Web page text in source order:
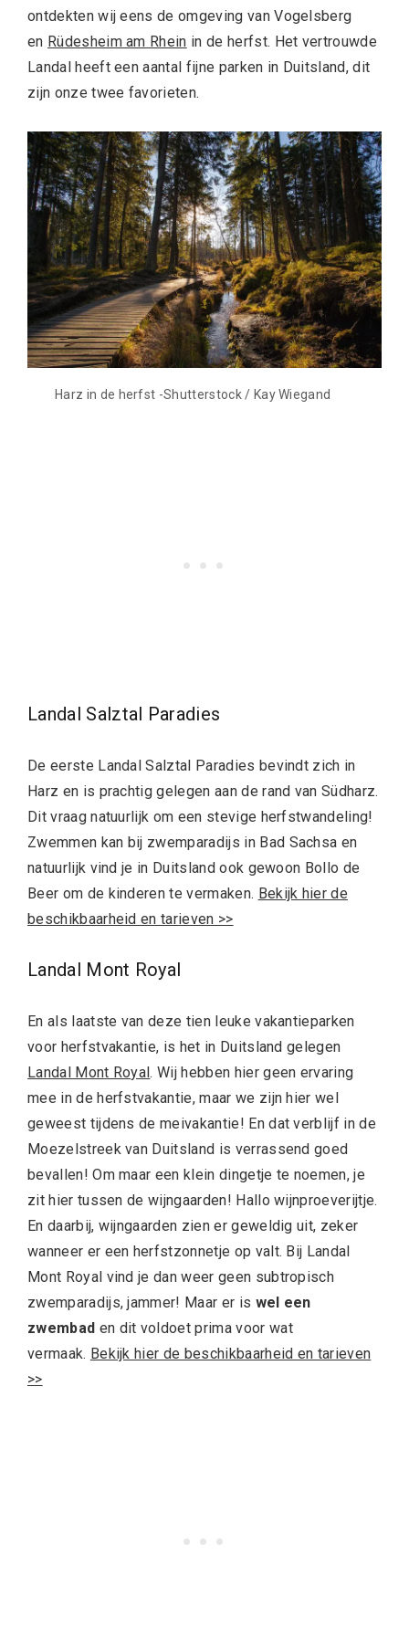
ontdekten wij eens de omgeving van Vogelsberg
en Rüdesheim am Rhein in de herfst. Het vertrouwde
Landal heeft een aantal fijne parken in Duitsland, dit
zijn onze twee favorieten.
Harz in de herfst -Shutterstock / Kay Wiegand
Landal Salztal Paradies
De eerste Landal Salztal Paradies bevindt zich in
Harz en is prachtig gelegen aan de rand van Südharz.
Dit vraag natuurlijk om een stevige herfstwandeling!
Zwemmen kan bij zwemparadijs in Bad Sachsa en
natuurlijk vind je in Duitsland ook gewoon Bollo de
Beer om de kinderen te vermaken. Bekijk hier de
beschikbaarheid en tarieven >>
Landal Mont Royal
En als laatste van deze tien leuke vakantieparken
voor herfstvakantie, is het in Duitsland gelegen
Landal Mont Royal. Wij hebben hier geen ervaring
mee in de herfstvakantie, maar we zijn hier wel
geweest tijdens de meivakantie! En dat verblijf in de
Moezelstreek van Duitsland is verrassend goed
bevallen! Om maar een klein dingetje te noemen, je
zit hier tussen de wijngaarden! Hallo wijnproeverijtje.
En daarbij, wijngaarden zien er geweldig uit, zeker
wanneer er een herfstzonnetje op valt. Bij Landal
Mont Royal vind je dan weer geen subtropisch
zwemparadijs, jammer! Maar er is wel een
zwembad en dit voldoet prima voor wat
vermaak. Bekijk hier de beschikbaarheid en tarieven
>>